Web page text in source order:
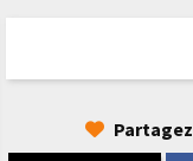
Partagez